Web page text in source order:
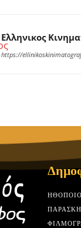
Ελληνικος
https://